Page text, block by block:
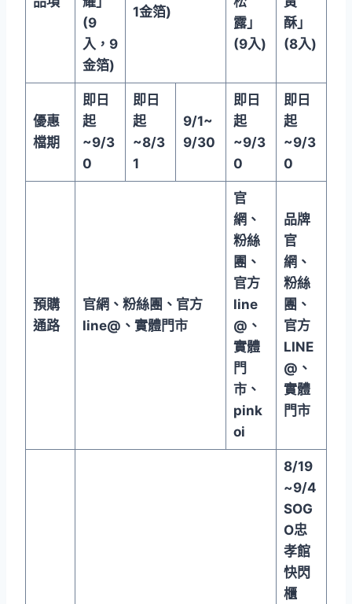
(9
入， 9
金箔)
1金箔)
露」
(9入)
酥」
(8入)
優惠
檔期
即日
起
~9/3
0
即日
起
~8/3
1
9/1~
9/30
即日
起
~9/3
0
即日
起
~9/3
0
預購
通路
官網、粉絲團、官方
line@ 、實體門市
官
網、
粉絲
團、
官方
line
@ 、
實體
門
市、
pink
oi
品牌
官
網、
粉絲
團、
官方
LINE
@ 、
實體
門市
8/19
~9/4
SOG
O忠
孝館
快閃
櫃